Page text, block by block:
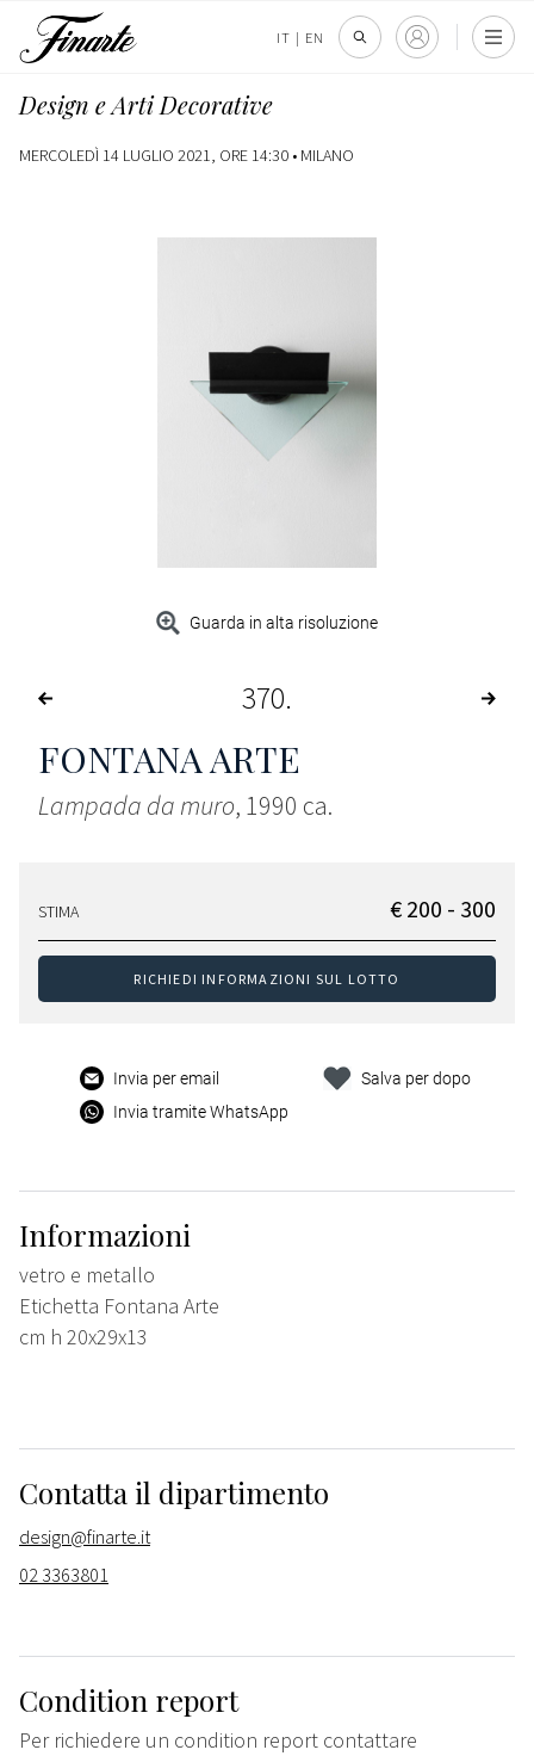
IT | EN
Design e Arti Decorative
MERCOLEDÌ 14 LUGLIO 2021, ORE 14:30 • MILANO
Guarda in alta risoluzione
370
FONTANA ARTE
Lampada da muro, 1990 ca.
STIMA € 200 - 300
RICHIEDI INFORMAZIONI SUL LOTTO
Invia per email
Invia tramite WhatsApp
Salva per dopo
Informazioni
vetro e metallo
Etichetta Fontana Arte
cm h 20x29x13
Contatta il dipartimento
design@finarte.it
02 3363801
Condition report
Per richiedere un condition report contattare